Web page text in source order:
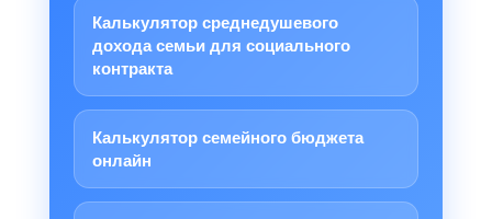
Калькулятор среднедушевого
дохода семьи для социального
контракта
Калькулятор семейного бюджета
онлайн